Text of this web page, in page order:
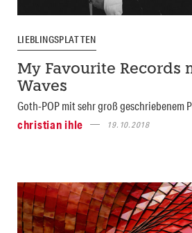
LIEBLINGSPLATTEN
My Favourite Records
Waves
Goth-POP mit sehr groß geschriebenem
christian ihle
19.10.2018